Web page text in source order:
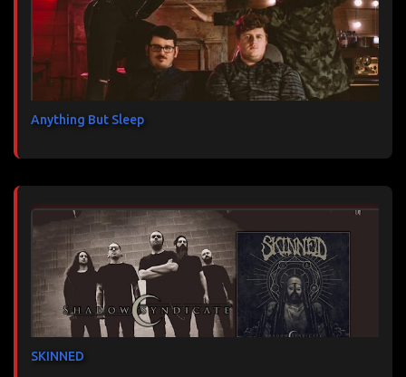
Anything But Sleep
SKINNED